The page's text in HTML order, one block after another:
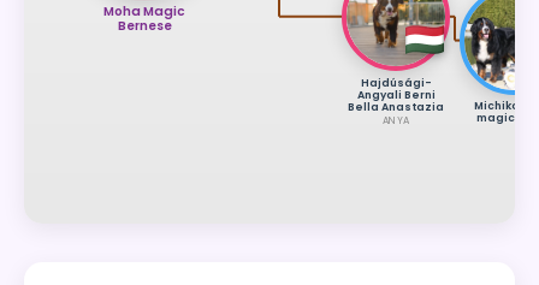
Moha Magic
Bernese
Hajdúsági-
Angyali Berni
Bella Anastazia
ANYA
Michikos
magic